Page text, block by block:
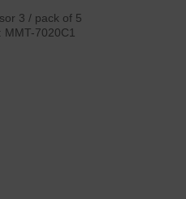
3 / pack of 5
MMT-7020C1